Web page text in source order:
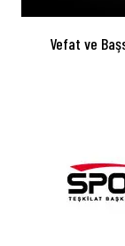
Vefat ve